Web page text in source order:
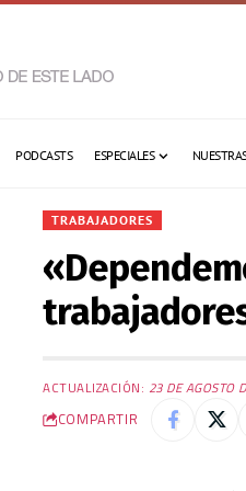
PODCASTS ESPECIALES
TRABAJADORES
ACTUALIZACIÓN: 23 DE AGOSTO
COMPARTIR